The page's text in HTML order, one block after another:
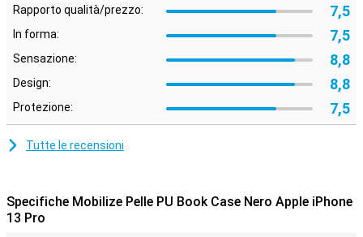
Rapporto qualità/prezzo: 7,5
In forma: 7,5
Sensazione: 8,8
Design: 8,8
Protezione: 7,5
Tutte le recensioni
Specifiche Mobilize Pelle PU Book Case Nero Apple iPhone
13 Pro